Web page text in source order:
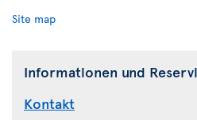
Site map
Informationen und
Kontakt